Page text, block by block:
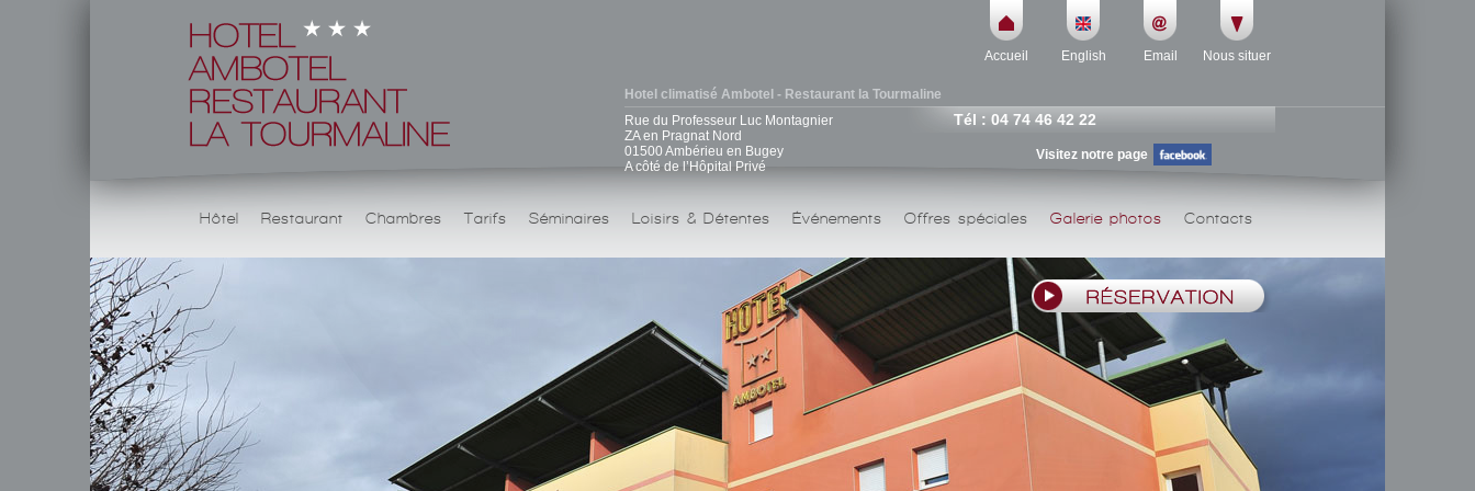
Nous situer
Email
English
Accueil
Hotel climatisé Ambotel - Restaurant la Tourmaline
Rue du Professeur Luc Montagnier
ZA en Pragnat Nord
01500 Ambérieu en Bugey
A côté de l’Hôpital Privé
Tél : 04 74 46 42 22
Visitez notre page
Hôtel Restaurant Chambres Tarifs Séminaires Loisirs & Détentes Événements Offres spéciales Galerie photos Contacts